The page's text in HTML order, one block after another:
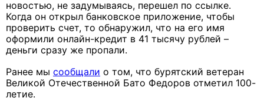
новостью, не задумываясь, перешел по ссылке.
Когда он открыл банковское приложение, чтобы
проверить счет, то обнаружил, что на его имя
оформили онлайн-кредит в 41 тысячу рублей –
деньги сразу же пропали.
Ранее мы сообщали о том, что бурятский ветеран
Великой Отечественной Бато Федоров отметил 100-
летие.